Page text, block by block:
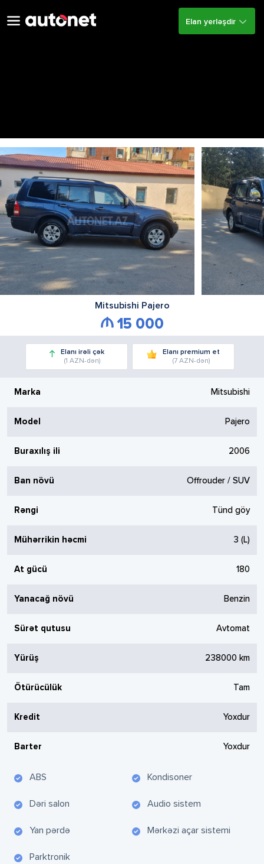
Elan yerləşdir
Mitsubishi Pajero
15 000
Elanı irəli çək
(1 AZN-dən)
Elanı premium et
(7 AZN-dən)
Marka Mitsubishi
Model Pajero
Buraxılış ili 2006
Ban növü Offrouder / SUV
Rəngi Tünd göy
Mühərrikin həcmi 3 (L)
At gücü 180
Yanacağ növü Benzin
Sürət qutusu Avtomat
Yürüş 238000 km
Ötürücülük Tam
Kredit Yoxdur
Barter Yoxdur
ABS Kondisoner
Dəri salon Audio sistem
Yan pərdə Mərkəzi açar sistemi
Parktronik